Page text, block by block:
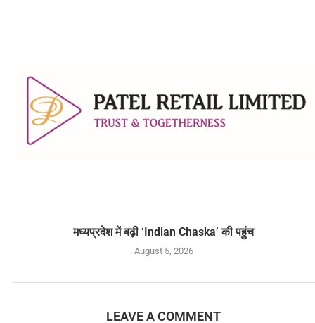
मध्यप्रदेश में बढ़ी ‘Indian Chaska’ की पहुंच
August 5, 2026
LEAVE A COMMENT